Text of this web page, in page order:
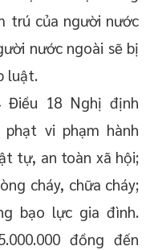
trú của người nước
nước ngoài sẽ bị
luật.
18 Nghị định
vi phạm hành
tự, an toàn xã hội;
cháy, chữa cháy;
bạo lực gia đình.
đồng đến